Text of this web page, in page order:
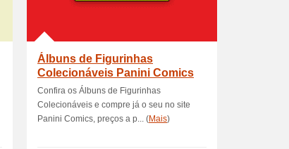
Álbuns de Figurinhas
Colecionáveis Panini Comics
Confira os Álbuns de Figurinhas
Colecionáveis e compre já o seu no site
Panini Comics, preços a p... (Mais)